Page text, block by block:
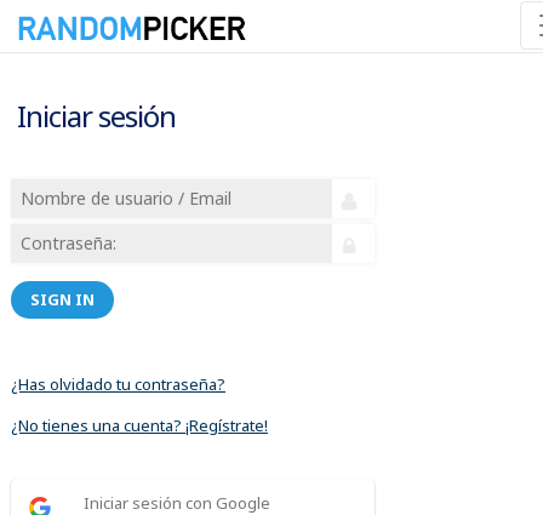
Iniciar sesión
SIGN IN
¿Has olvidado tu contraseña?
¿No tienes una cuenta? ¡Regístrate!
Iniciar sesión con Google